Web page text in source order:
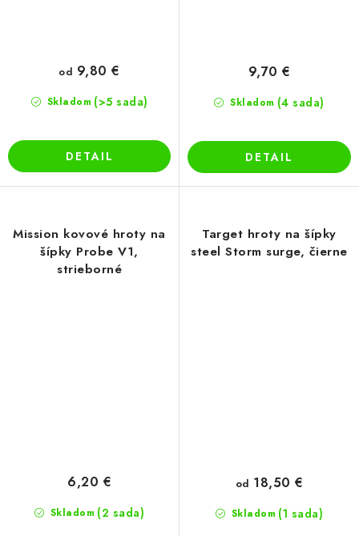
Skladom (>5 sada)
od 9,80 €
DETAIL
Skladom (4 sada)
9,70 €
DETAIL
Mission kovové hroty na
šípky Probe V1,
strieborné
Skladom (2 sada)
6,20 €
Target hroty na šípky
steel Storm surge, čierne
Skladom (1 sada)
od 18,50 €